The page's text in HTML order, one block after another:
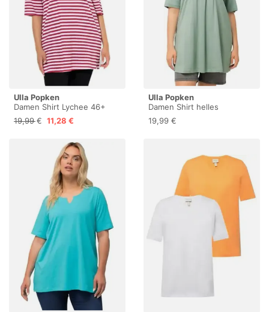
Ulla Popken
Damen Shirt Lychee 46+
19,99 € 11,28 €
Ulla Popken
Damen Shirt helles
moosgrün 50+
19,99 €